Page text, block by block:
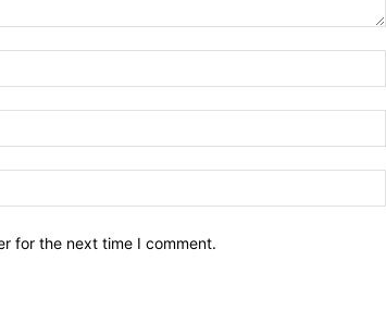
for the next time I comment.